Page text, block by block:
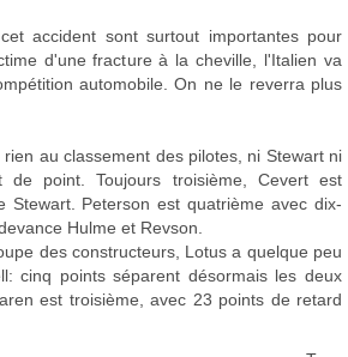
accident sont surtout importantes pour
d'une fracture à la cheville, l'Italien va
automobile. On ne le reverra plus
au classement des pilotes, ni Stewart ni
de point. Toujours troisième, Cevert est
Stewart. Peterson est quatrième avec dix-
Hulme et Revson.
des constructeurs, Lotus a quelque peu
cinq points séparent désormais les deux
est troisième, avec 23 points de retard